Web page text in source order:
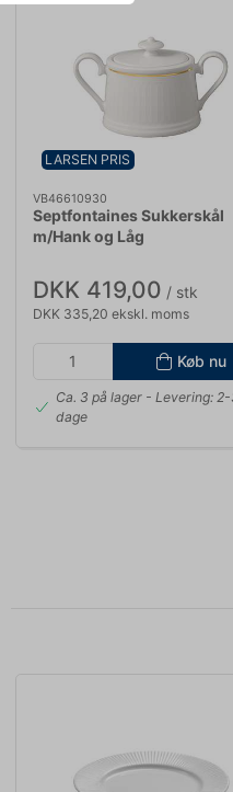
LARSEN PRIS
VB46610930
Septfontaines Sukkerskål
m/Hank og Låg
DKK 419,00 / stk
DKK 335,20 ekskl. moms
Køb nu
Ca. 3 på lager- Levering: 2-
dage